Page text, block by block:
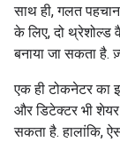
साथ ही, गलत
के लिए, दो थ्रेशोल्ड
बनाया जा सकता है.
एक ही टोकनेटर का
और डिटेक्टर भी
सकता है. हालांकि,